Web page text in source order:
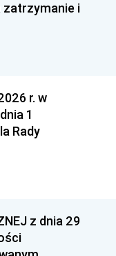
zatrzymanie i
r. w
1
Rady
z dnia 29